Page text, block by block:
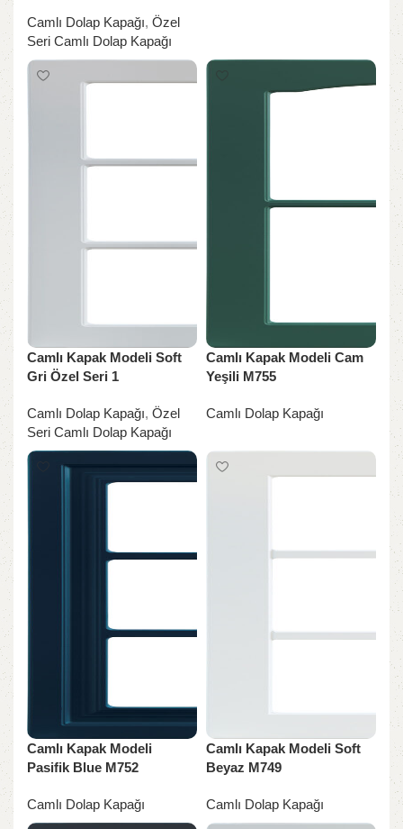
Camlı Dolap Kapağı, Özel
Seri Camlı Dolap Kapağı
Camlı Kapak Modeli Soft
Gri Özel Seri 1
Camlı Dolap Kapağı, Özel
Seri Camlı Dolap Kapağı
Camlı Kapak Modeli Cam
Yeşili M755
Camlı Dolap Kapağı
Camlı Kapak Modeli
Pasifik Blue M752
Camlı Dolap Kapağı
Camlı Kapak Modeli Soft
Beyaz M749
Camlı Dolap Kapağı